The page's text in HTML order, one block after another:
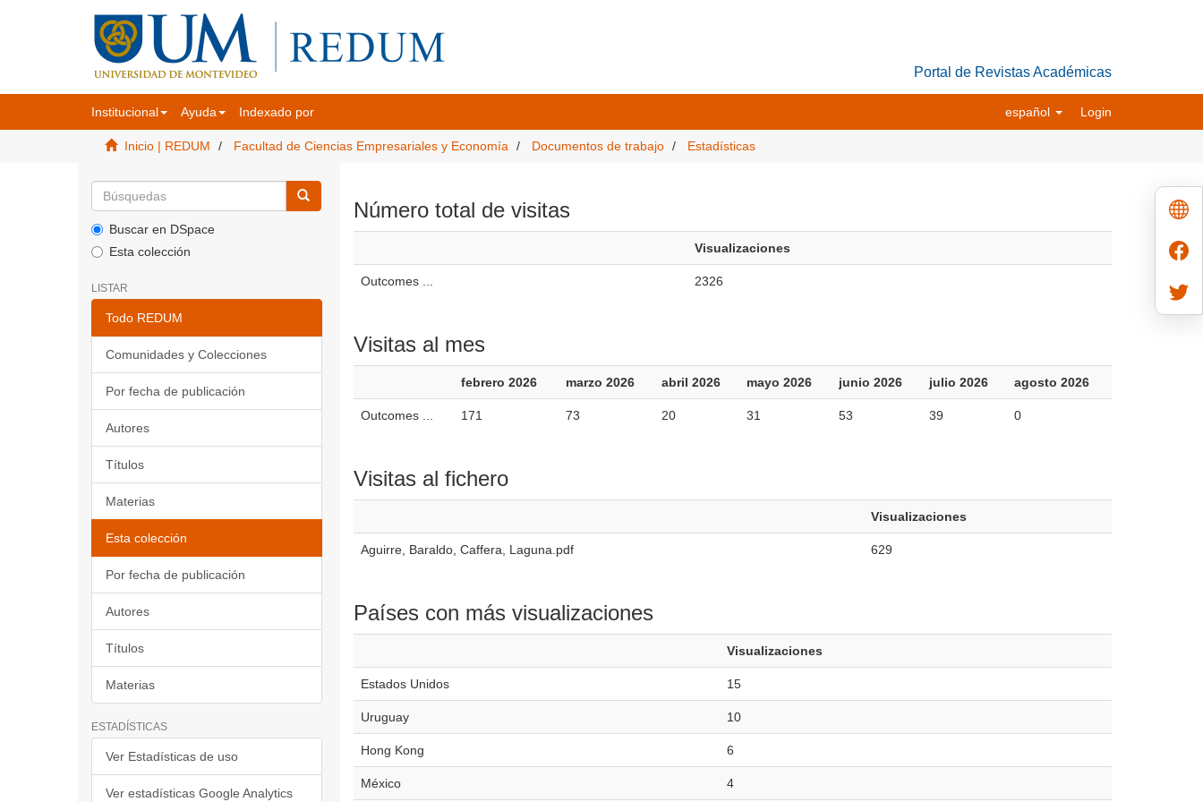
Portal de Revistas Académicas
Institucional Ayuda Indexado por español Login
Inicio | REDUM Facultad de Ciencias Empresariales y Economía Documentos de trabajo Estadísticas
Buscar en DSpace
Esta colección
LISTAR
Todo REDUM
Comunidades y Colecciones
Por fecha de publicación
Autores
Títulos
Materias
Esta colección
Por fecha de publicación
Autores
Títulos
Materias
ESTADÍSTICAS
Ver Estadísticas de uso
Ver estadísticas Google Analytics
Número total de visitas
Visualizaciones
Outcomes ... 2326
Visitas al mes
febrero 2026 marzo 2026 abril 2026 mayo 2026 junio 2026 julio 2026 agosto 2026
Outcomes ... 171 73 20 31 53 39 0
Visitas al fichero
Visualizaciones
Aguirre, Baraldo, Caffera, Laguna.pdf 629
Países con más visualizaciones
Visualizaciones
Estados Unidos 15
Uruguay 10
Hong Kong 6
México 4